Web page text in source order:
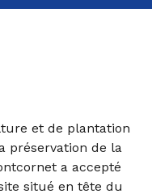
et de plantation
préservation de la
a accepté
situé en tête du